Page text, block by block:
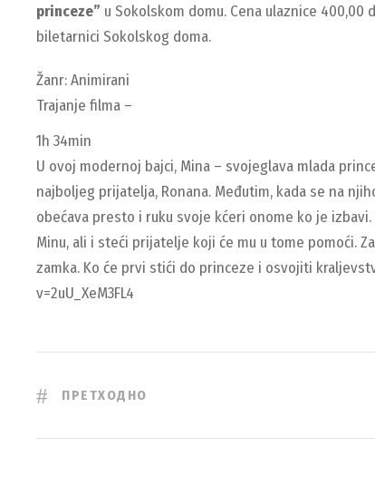
princeze” u Sokolskom domu. Cena ulaznice 400,00
biletarnici Sokolskog doma.
Žanr: Animirani
Trajanje filma –
1h 34min
U ovoj modernoj bajci, Mina – svojeglava mlada
najboljeg prijatelja, Ronana. Međutim, kada se na
obećava presto i ruku svoje kćeri onome ko je
Minu, ali i steći prijatelje koji će mu u tome pomoći.
zamka. Ko će prvi stići do princeze i osvojiti
v=2uU_XeM3FL4
ПРЕТХОДНО